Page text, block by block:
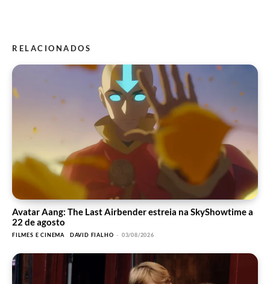
RELACIONADOS
Avatar Aang: The Last Airbender estreia na SkyShowtime a
22 de agosto
FILMES E CINEMA DAVID FIALHO - 03/08/2026